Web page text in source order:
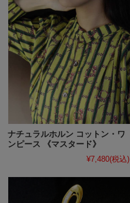
ナチュラルホルン コットン・ワ
ンピース 《マスタード》
¥7,480(税込)